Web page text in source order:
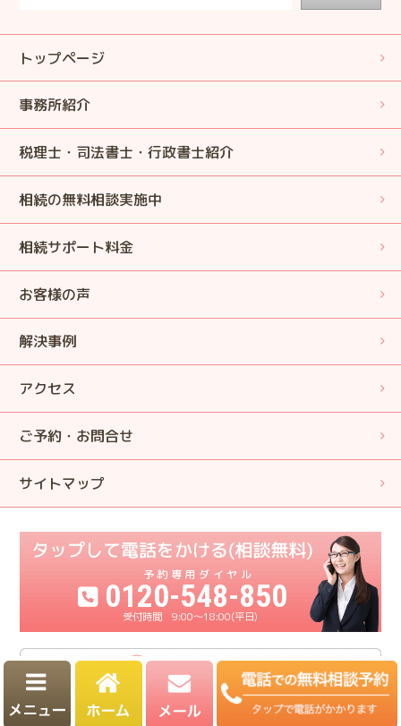
トップページ
事務所紹介
税理士・司法書士・行政書士紹介
相続の無料相談実施中
相続サポート料金
お客様の声
解決事例
アクセス
ご予約・お問合せ
サイトマップ
0120-548-850
9:00〜18:00(平日)